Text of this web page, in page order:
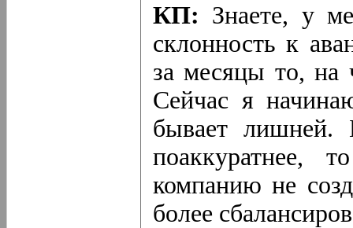
КП: Знаете, у
склонность к
за месяцы то, на
Сейчас я
бывает
поаккуратнее,
компанию не
более